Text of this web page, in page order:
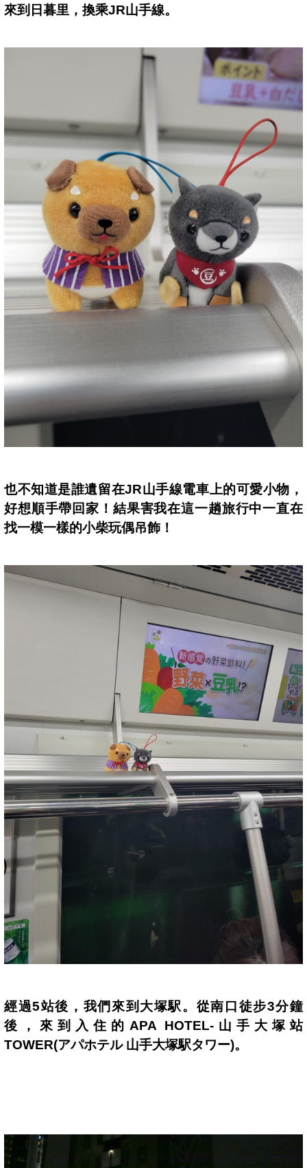
來到日暮里，換乘JR山手線。
也不知道是誰遺留在JR山手線電車上的可愛小物，
好想順手帶回家！結果害我在這一趟旅行中一直在
找一模一樣的小柴玩偶吊飾！
經過5站後，我們來到 大塚駅。從南口徒步3分鐘
後，來到入住的 APA HOTEL-山手大塚站
TOWER(アパホテル 山手大塚駅タワー)。